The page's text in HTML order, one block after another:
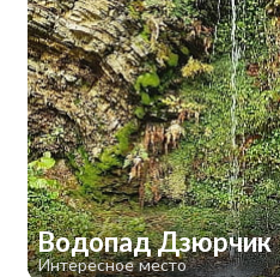
Водопад Дзюрчик
Интересное место